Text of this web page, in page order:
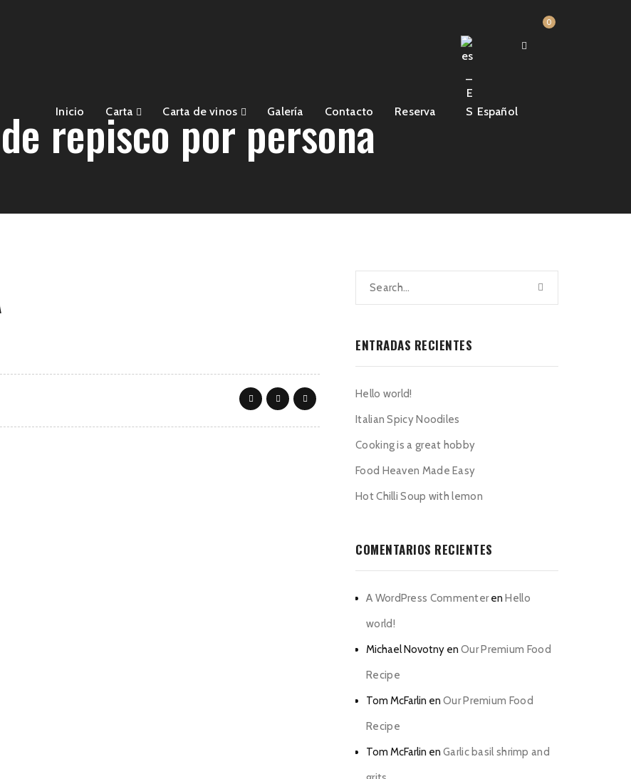
0
Inicio Carta Carta de vinos Galería Contacto Reserva Español
repisco por persona
ENTRADAS RECIENTES
Hello world!
Italian Spicy Noodiles
Cooking is a great hobby
Food Heaven Made Easy
Hot Chilli Soup with lemon
COMENTARIOS RECIENTES
A WordPress CommenterenHello
world!
Michael Novotny en Our Premium Food
Recipe
Tom McFarlin en Our Premium Food
Recipe
Tom McFarlin en Garlic basil shrimp and